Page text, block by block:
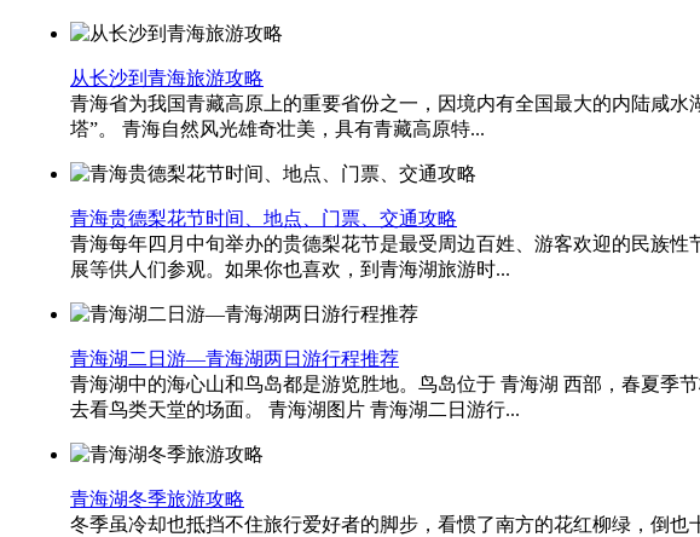
从长沙到青海旅游攻略
青海省为我国青藏高原上的重要省份之一，因境内有全国最大的内陆咸
塔”。 青海自然风光雄奇壮美，具有青藏高原特...
青海贵德梨花节时间、地点、门票、交通攻略
青海每年四月中旬举办的贵德梨花节是最受周边百姓、游客欢迎的民族
展等供人们参观。如果你也喜欢，到青海湖旅游时...
青海湖二日游—青海湖两日游行程推荐
青海湖中的海心山和鸟岛都是游览胜地。鸟岛位于 青海湖 西部，春夏季
去看鸟类天堂的场面。 青海湖图片 青海湖二日游行...
青海湖冬季旅游攻略
冬季虽冷却也抵挡不住旅行爱好者的脚步，看惯了南方的花红柳绿，倒